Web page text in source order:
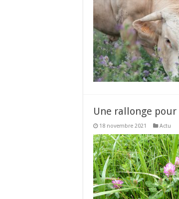
Une rallonge
18 novembre 2021 Actu